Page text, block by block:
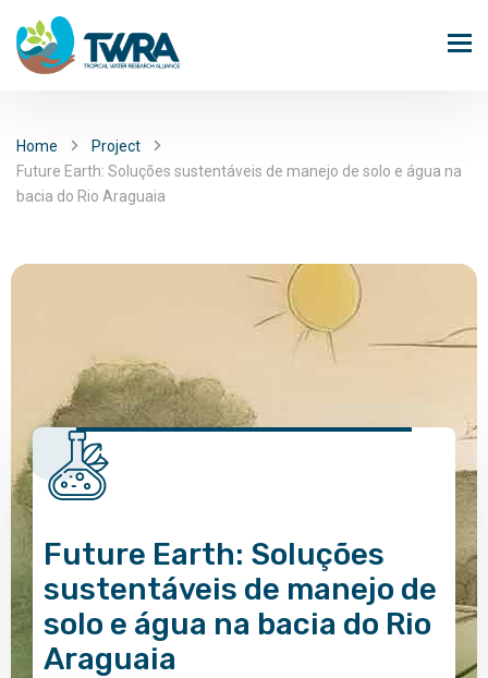
Home
Project
Future Earth: Soluções sustentáveis de manejo de solo e água na
bacia do Rio Araguaia
Future Earth: Soluções
sustentáveis de manejo de
solo e água na bacia do Rio
Araguaia